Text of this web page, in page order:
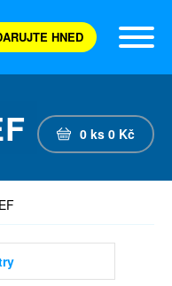
HNED
0 ks 0 Kč